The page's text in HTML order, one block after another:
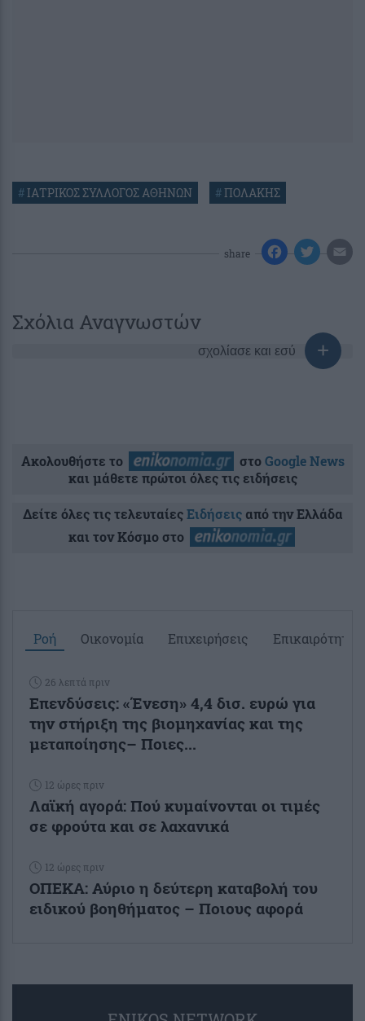
#ΙΑΤΡΙΚΟΣ ΣΥΛΛΟΓΟΣ ΑΘΗΝΩΝ #ΠΟΛΑΚΗΣ
share
Σχόλια Αναγνωστών
σχολίασε και εσύ
Ακολουθήστε το στοGoogle News
και μάθετε πρώτοι όλες τις ειδήσεις
Δείτε όλες τις τελευταίεςΕιδήσειςαπό την Ελλάδα
και τον Κόσμο στο
Ροή Οικονομία Επιχειρήσεις Επικαιρότητα
26 λεπτά πριν
Επενδύσεις: «Ένεση» 4,4 δισ. ευρώ για
την στήριξη της βιομηχανίας και της
μεταποίησης– Ποιες...
12 ώρες πριν
Λαϊκή αγορά: Πού κυμαίνονται οι τιμές
σε φρούτα και σε λαχανικά
12 ώρες πριν
ΟΠΕΚΑ: Αύριο η δεύτερη καταβολή του
ειδικού βοηθήματος – Ποιους αφορά